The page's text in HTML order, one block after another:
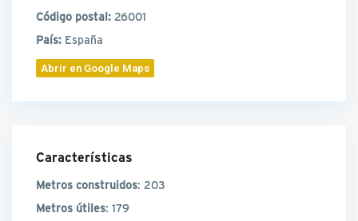
Código postal: 26001
País: España
Abrir en Google Maps
Características
Metros construidos: 203
Metros útiles: 179